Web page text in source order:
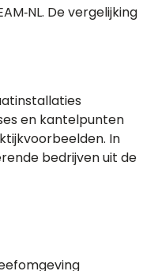
De vergelijking
en kantelpunten
In
bedrijven uit de